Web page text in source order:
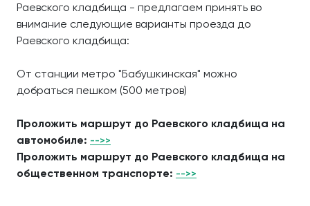
Раевского кладбища - предлагаем принять во
внимание следующие варианты проезда до
Раевского кладбища:
От станции метро "Бабушкинская" можно
добраться пешком (500 метров)
Проложить маршрут до Раевского кладбища на
автомобиле: -->>
Проложить маршрут до Раевского кладбища на
общественном транспорте: -->>